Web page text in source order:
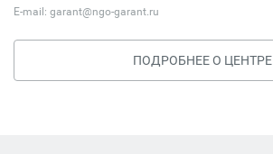
E-mail: garant@ngo-garant.ru
ПОДРОБНЕЕ О ЦЕНТРЕ